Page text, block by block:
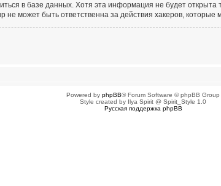
в базе данных. Хотя эта информация не будет
может быть ответственна за действия хакеров, которые
Powered by phpBB® Forum Software © phpBB Group
Style created by Ilya Spirit @ Spirit_Style 1.0
Русская поддержка phpBB